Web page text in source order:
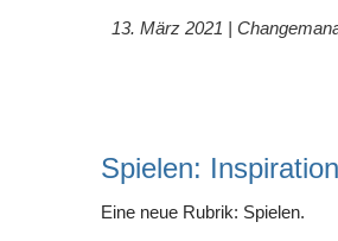
13. März 2021 |
Spielen:
Eine neue Rubrik: Spielen.